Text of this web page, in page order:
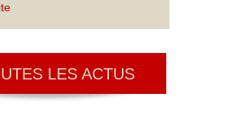
LES ACTUS